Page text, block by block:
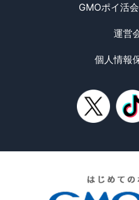
GMOポイ活
運営
個人情報